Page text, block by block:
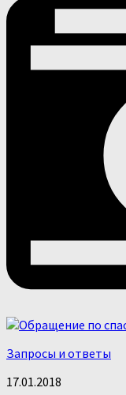
Запросы и ответы
17.01.2018